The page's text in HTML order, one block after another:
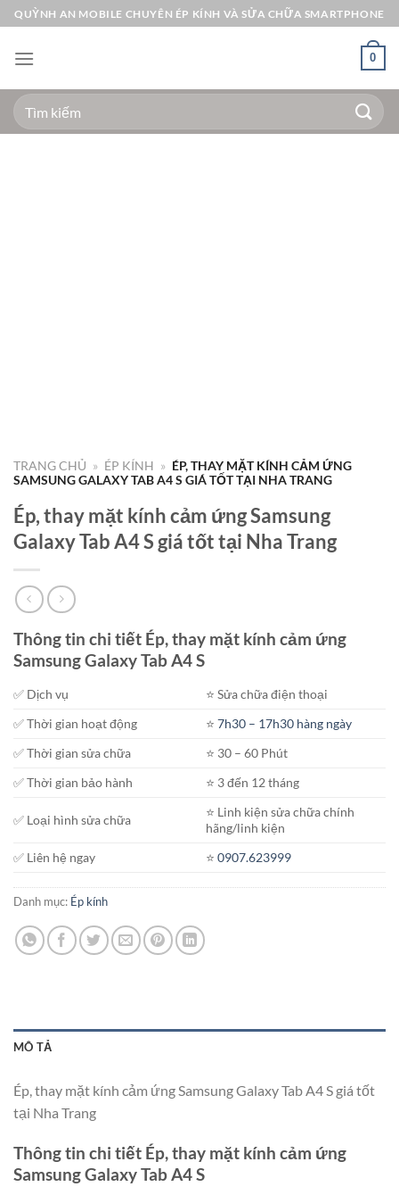
Bỏ
qua
nội
QUỲNH AN MOBILE CHUYÊN ÉP KÍNH VÀ SỬA CHỮA SMARTPHONE
0
Tìm
kiếm:
TRANG CHỦ » ÉP KÍNH » ÉP, THAY MẶT KÍNH CẢM ỨNG
SAMSUNG GALAXY TAB A4 S GIÁ TỐT TẠI NHA TRANG
Ép, thay mặt kính cảm ứng Samsung
Galaxy Tab A4 S giá tốt tại Nha Trang
Thông tin chi tiết Ép, thay mặt kính cảm ứng
Samsung Galaxy Tab A4 S
✅ Dịch vụ
⭐️ Sửa chữa điện thoại
✅ Thời gian hoạt động
⭐️7h30 – 17h30 hàng ngày
✅ Thời gian sửa chữa
⭐️ 30 – 60 Phút
✅ Thời gian bảo hành
⭐️ 3 đến 12 tháng
✅ Loại hình sửa chữa
⭐️ Linh kiện sửa chữa chính
hãng/linh kiện
✅ Liên hệ ngay
⭐️0907.623999
Danh mục: Ép kính
MÔ TẢ
Ép, thay mặt kính cảm ứng Samsung Galaxy Tab A4 S giá tốt
tại Nha Trang
Thông tin chi tiết Ép, thay mặt kính cảm ứng
Samsung Galaxy Tab A4 S